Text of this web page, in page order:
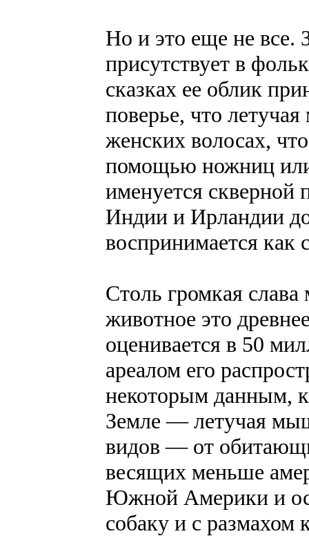
Но и это еще не все.
присутствует в
сказках ее облик
поверье, что
женских волосах,
помощью ножниц
именуется скверной
Индии и Ирландии
воспринимается как
Столь громкая
животное это
оценивается в 50
ареалом его
некоторым данным,
Земле — летучая
видов — от
весящих меньше
Южной Америки и
собаку и с размахом